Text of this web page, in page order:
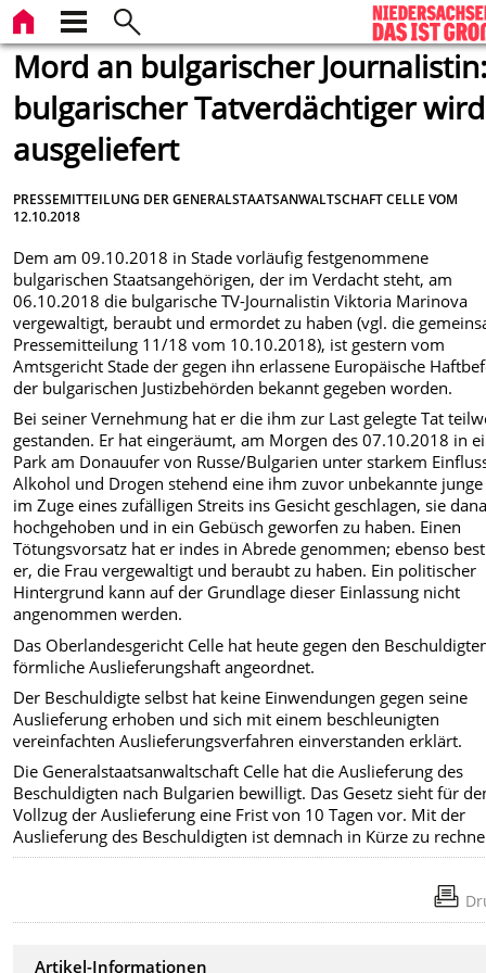
Mord an bulgarischer
bulgarischer Tatverdächtiger wird
ausgeliefert
PRESSEMITTEILUNG DER GENERALSTAATSANWALTSCHAFT CELLE VOM
12.10.2018
Dem am 09.10.2018 in Stade vorläufig festgenommene
bulgarischen Staatsangehörigen, der im Verdacht steht, am
06.10.2018 die bulgarische TV-Journalistin Viktoria Marinova
vergewaltigt, beraubt und ermordet zu haben (vgl. die
Pressemitteilung 11/18 vom 10.10.2018), ist gestern vom
Amtsgericht Stade der gegen ihn erlassene Europäische
der bulgarischen Justizbehörden bekannt gegeben worden.
Bei seiner Vernehmung hat er die ihm zur Last gelegte Tat
gestanden. Er hat eingeräumt, am Morgen des 07.10.2018 in
Park am Donauufer von Russe/Bulgarien unter starkem
Alkohol und Drogen stehend eine ihm zuvor unbekannte junge
im Zuge eines zufälligen Streits ins Gesicht geschlagen, sie
hochgehoben und in ein Gebüsch geworfen zu haben. Einen
Tötungsvorsatz hat er indes in Abrede genommen; ebenso
er, die Frau vergewaltigt und beraubt zu haben. Ein politischer
Hintergrund kann auf der Grundlage dieser Einlassung nicht
angenommen werden.
Das Oberlandesgericht Celle hat heute gegen den
förmliche Auslieferungshaft angeordnet.
Der Beschuldigte selbst hat keine Einwendungen gegen seine
Auslieferung erhoben und sich mit einem beschleunigten
vereinfachten Auslieferungsverfahren einverstanden erklärt.
Die Generalstaatsanwaltschaft Celle hat die Auslieferung des
Beschuldigten nach Bulgarien bewilligt. Das Gesetz sieht für
Vollzug der Auslieferung eine Frist von 10 Tagen vor. Mit der
Auslieferung des Beschuldigten ist demnach in Kürze zu
Artikel-Informationen